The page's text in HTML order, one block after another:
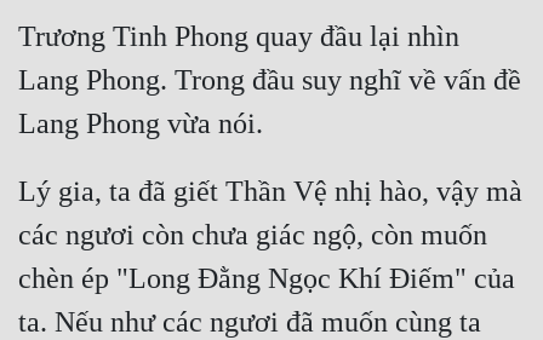
Trương Tinh Phong quay đầu lại nhìn
Lang Phong. Trong đầu suy nghĩ về vấn đề
Lý gia, ta đã giết Thần Vệ nhị hào, vậy mà
các ngươi còn chưa giác ngộ, còn muốn
chèn ép "Long Đằng Ngọc Khí Điếm" của
ta. Nếu như các ngươi đã muốn cùng ta